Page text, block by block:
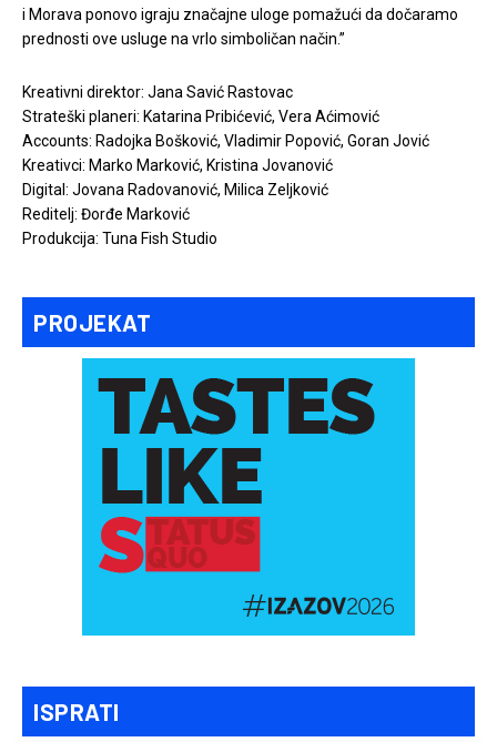
PROJEKAT
ISPRATI
i Morava ponovo igraju značajne uloge pomažući da dočaramo
prednosti ove usluge na vrlo simboličan način.”
Kreativni direktor: Jana Savić Rastovac
Strateški planeri: Katarina Pribićević, Vera Aćimović
Accounts: Radojka Bošković, Vladimir Popović, Goran Jović
Kreativci: Marko Marković, Kristina Jovanović
Digital: Jovana Radovanović, Milica Zeljković
Reditelj: Đorđe Marković
Produkcija: Tuna Fish Studio